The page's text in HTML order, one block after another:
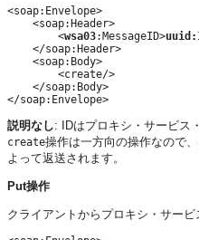
<soap:Envelope>
    <soap:Header>
        <
wsa03:MessageID>
    </soap:Header>
    <soap:Body>
        <create/>
    </soap:Body>
説明なし: IDはプロキシ・サービス
create操作は一方向の操作なので
よって返送されます。
Put操作
クライアントからプロキシ・サービ